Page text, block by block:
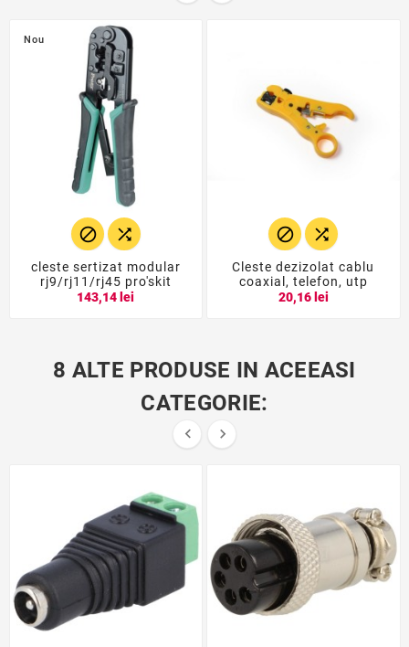
Nou
 
cleste sertizat modular
rj9/rj11/rj45 pro'skit
143,14 lei
 
Cleste dezizolat cablu
coaxial, telefon, utp
20,16 lei
8 ALTE PRODUSE IN ACEEASI
CATEGORIE:
 